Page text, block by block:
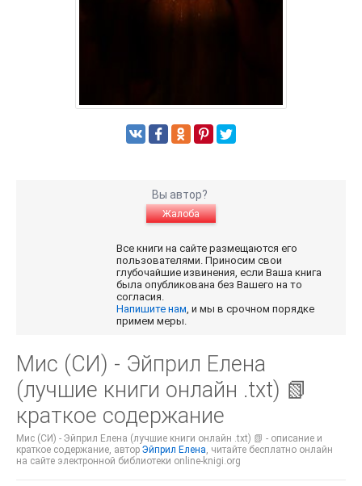
Вы автор?
Жалоба
Все книги на сайте размещаются его
пользователями. Приносим свои
глубочайшие извинения, если Ваша книга
была опубликована без Вашего на то
согласия.
Напишите нам , и мы в срочном порядке
примем меры.
Мис (СИ) - Эйприл Елена
(лучшие книги онлайн .txt) 📗
краткое содержание
Мис (СИ) - Эйприл Елена (лучшие книги онлайн .txt) 📗 - описание и
краткое содержание, автор Эйприл Елена, читайте бесплатно онлайн
на сайте электронной библиотеки online-knigi.org